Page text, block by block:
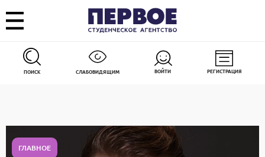
ПОИСК СЛАБОВИДЯЩИМ ВОЙТИ РЕГИСТРАЦИЯ
ГЛАВНОЕ